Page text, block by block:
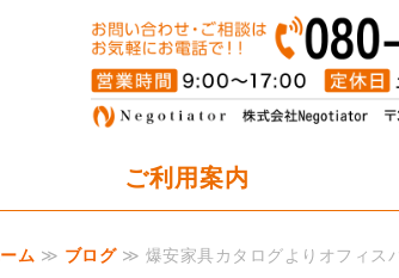
ション工事のオフィス
ご利用案内
ム ≫ ブログ≫ 爆安家具カタログよりオフィス